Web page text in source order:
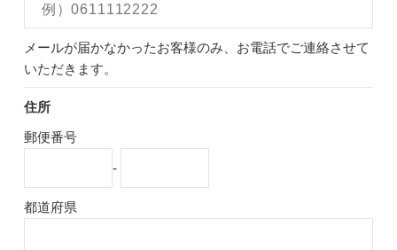
メールが届かなかったお客様のみ、お電話でご連絡させて
いただきます。
住所
郵便番号
-
都道府県